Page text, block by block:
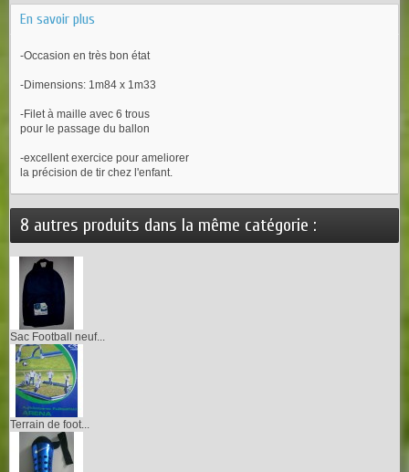
En savoir plus
-Occasion en très bon état
-Dimensions: 1m84 x 1m33
-Filet à maille avec 6 trous
pour le passage du ballon
-excellent exercice pour ameliorer
la précision de tir chez l'enfant.
8 autres produits dans la même catégorie :
Sac Football neuf...
Terrain de foot...